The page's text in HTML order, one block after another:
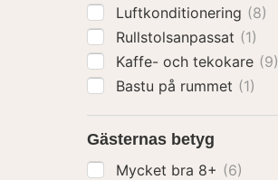
Luftkonditionering (8)
Rullstolsanpassat (1)
Kaffe- och tekokare (9)
Bastu på rummet (1)
Gästernas betyg
Mycket bra 8+ (6)